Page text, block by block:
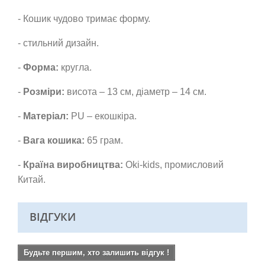
- Кошик чудово тримає форму.
- стильний дизайн.
- Форма: кругла.
- Розміри: висота – 13 см, діаметр – 14 см.
- Матеріал: PU – екошкіра.
- Вага кошика: 65 грам.
- Країна виробництва: Oki-kids, промисловий
Китай.
ВІДГУКИ
Будьте першим, хто залишить відгук !